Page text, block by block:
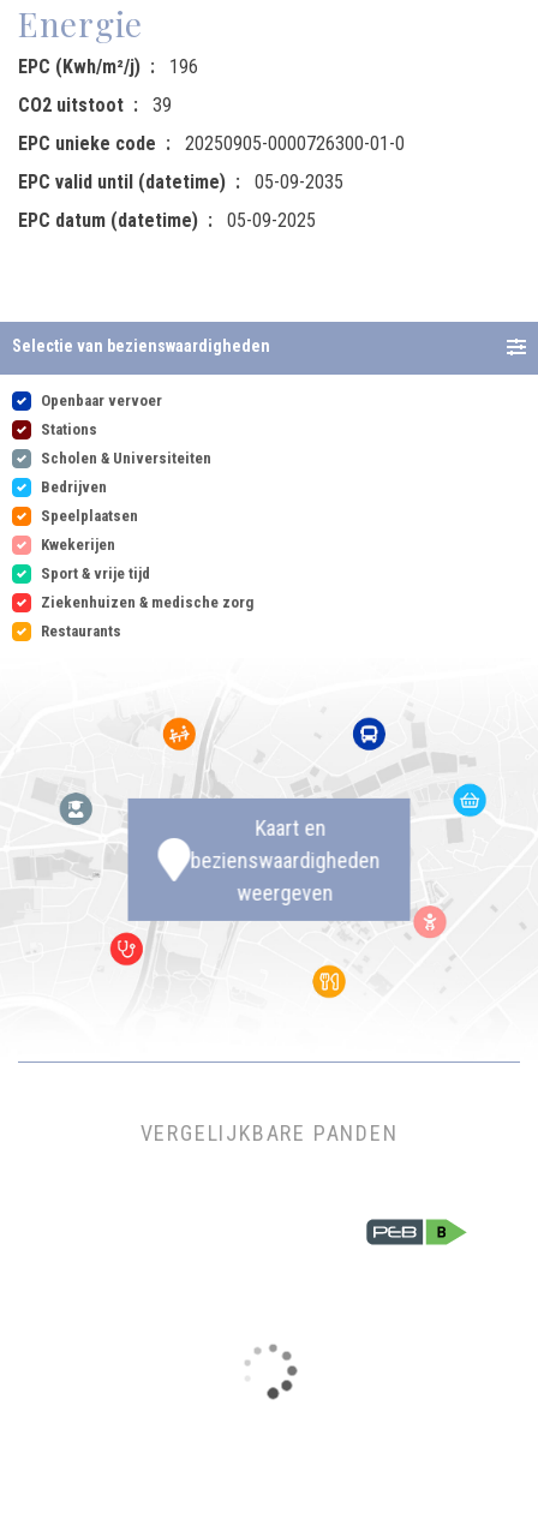
Energie
EPC (Kwh/m²/j)
196
CO2 uitstoot
39
EPC unieke code
20250905-0000726300-01-0
EPC valid until (datetime)
05-09-2035
EPC datum (datetime)
05-09-2025
Selectie van bezienswaardigheden
Openbaar vervoer
Stations
Scholen & Universiteiten
Bedrijven
Speelplaatsen
Kwekerijen
Sport & vrije tijd
Ziekenhuizen & medische zorg
Restaurants
Kaart en
bezienswaardigheden
weergeven
VERGELIJKBARE PANDEN